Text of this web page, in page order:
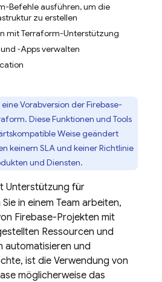
Befehle ausführen, um die
zu erstellen
mit Terraform-Unterstützung
‑Apps verwalten
eine Vorabversion der Firebase-
Diese Funktionen und Tools
Weise geändert
keinem SLA und keiner Richtlinie
und Diensten.
Unterstützung für
Sie in einem Team arbeiten,
Firebase-Projekten mit
Ressourcen und
automatisieren und
ist die Verwendung von
möglicherweise das